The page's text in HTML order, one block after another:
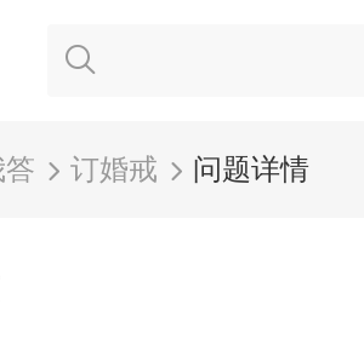
订婚戒 问题详情